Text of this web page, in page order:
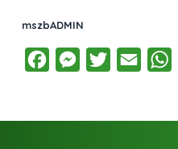
mszbADMIN
FacebookMessenger
Twitter Email